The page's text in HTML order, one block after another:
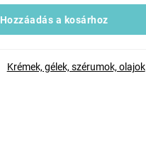
Hozzáadás a kosárhoz
Krémek, gélek, szérumok, olajok